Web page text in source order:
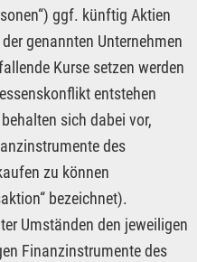
ggf. künftig Aktien
genannten Unternehmen
Kurse setzen werden
entstehen
sich dabei vor,
des
zu können
bezeichnet).
Umständen den jeweiligen
Finanzinstrumente des